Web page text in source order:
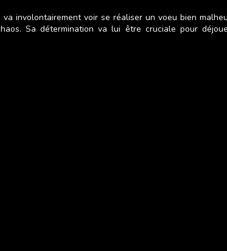
involontairement voir se réaliser un voeu bien
Sa détermination va lui être cruciale pour